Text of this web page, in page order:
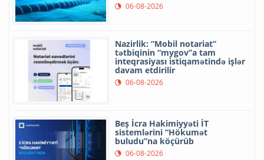
06-08-2026
Nazirlik: “Mobil notariat”
tətbiqinin “mygov”a tam
inteqrasiyası istiqamətində işlər
davam etdirilir
06-08-2026
Beş İcra Hakimiyyəti İT
sistemlərini “Hökumət
buludu”na köçürüb
06-08-2026